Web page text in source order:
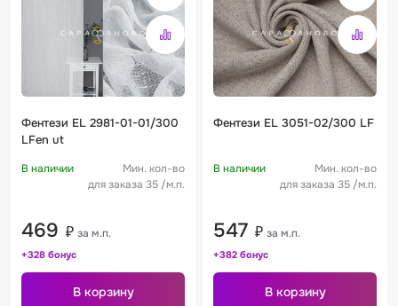
Фентези EL 2981-01-01/300
LFen ut
В наличии
Мин. кол-во
для заказа 35 /м.п.
469 ₽ за м.п.
+328 бонус
В корзину
Фентези EL 3051-02/300 LF
В наличии
Мин. кол-во
для заказа 35 /м.п.
547 ₽ за м.п.
+382 бонус
В корзину